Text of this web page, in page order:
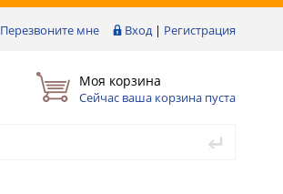
Перезвоните мне Вход | Регистрация
Моя корзина
Сейчас ваша корзина пуста